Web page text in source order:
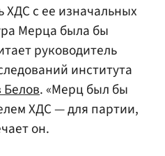
ХДС с ее изначальных
Мерца была бы
руководитель
института
Белов. «Мерц был бы
ХДС — для партии,
он.